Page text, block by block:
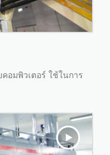
อมพิวเตอร์ ใช้ในการ